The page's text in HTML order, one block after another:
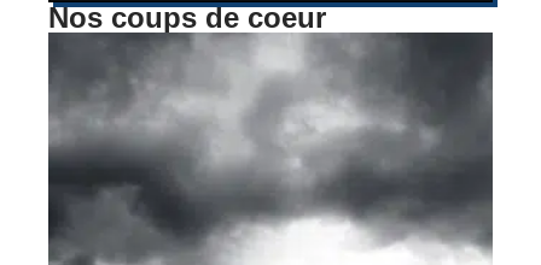
Nos coups de coeur